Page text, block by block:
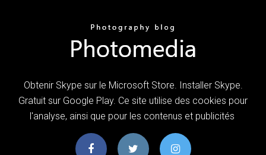
Obtenir Skype sur le Microsoft Store. Installer Skype.
Gratuit sur Google Play. Ce site utilise des cookies pour
l'analyse, ainsi que pour les contenus et publicités